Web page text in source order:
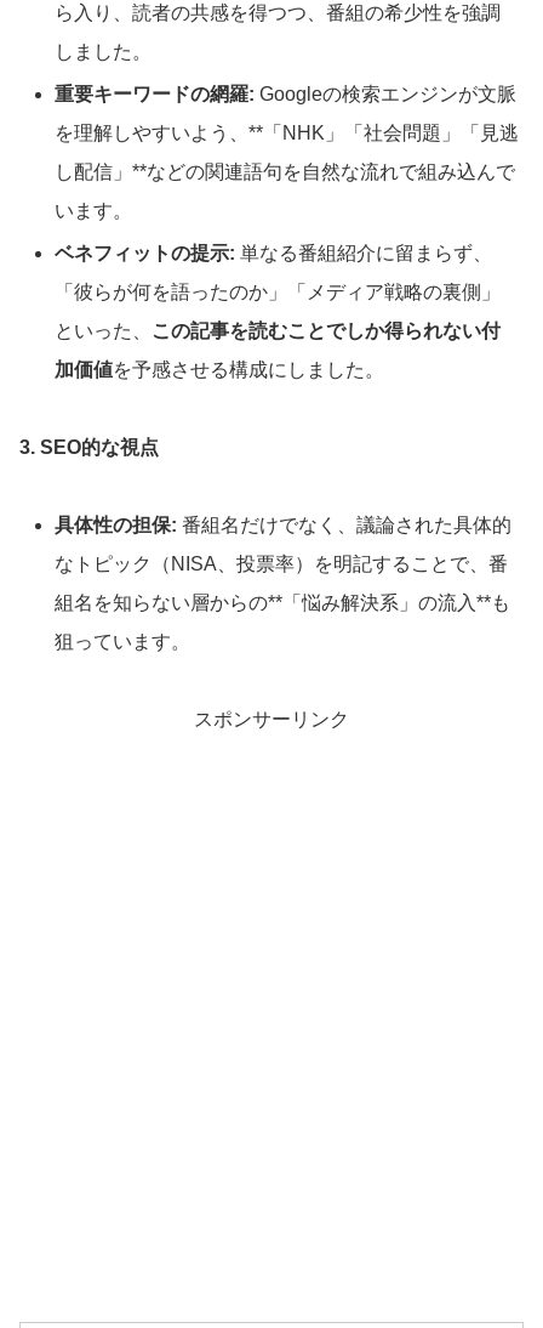
ら入り、読者の共感を得つつ、番組の希少性を強調
しました。
重要キーワードの網羅: Googleの検索エンジンが文脈
を理解しやすいよう、**「NHK」「社会問題」「見逃
し配信」**などの関連語句を自然な流れで組み込んで
います。
ベネフィットの提示: 単なる番組紹介に留まらず、
「彼らが何を語ったのか」「メディア戦略の裏側」
といった、
この記事を読むことでしか得られない付
加価値を予感させる構成にしました。
3. SEO的な視点
具体性の担保: 番組名だけでなく、議論された具体的
なトピック（NISA、投票率）を明記することで、番
組名を知らない層からの**「悩み解決系」の流入**も
狙っています。
スポンサーリンク